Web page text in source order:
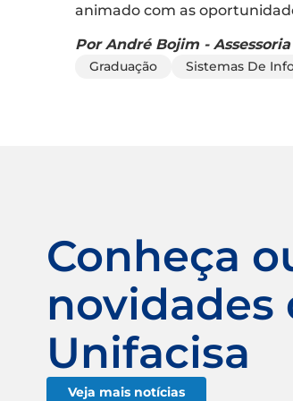
animado com as
Por André Bojim -
Graduação Sistemas De
Conheça
novidades
Unifacisa
Veja mais notícias